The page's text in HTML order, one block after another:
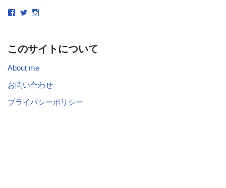
このサイトについて
About me
お問い合わせ
プライバシーポリシー